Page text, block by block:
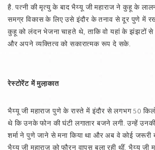
है. पत्नी की मृत्यु के बाद भैय्यू जी महाराज ने कुहू के
समग्र विकास के लिए उसे इंदौर के तनाव से दूर पुणे में
कुहू को लंदन भेजना चाहते थे, ताकि वो यहां के झंझटों से
और अपने व्यक्तित्व को सकारात्मक रूप दे सके.
रेस्टोरेंट में मुला़कात
भैय्यू जी महाराज पुणे के रास्ते में इंदौर से लगभग 50
थे कि उनके फोन की घंटी लगातार बजने लगी. उन्हें उनकी
शर्मा ने पुणे जाने से मना किया था और अब वे कोई जरूरी
भैय्यू जी महाराज को फौरन वापस बुला रही थीं. भैय्यू जी